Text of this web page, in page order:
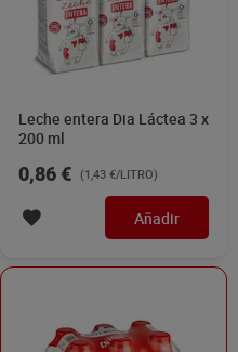
Leche entera Dia Láctea 3 x
200 ml
0,86 € (1,43 €/LITRO)
Añadir